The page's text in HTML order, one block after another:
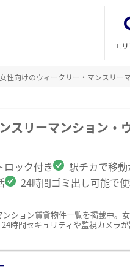
エ
女性向けのウィークリー・マンスリー
スリーマンション・
ロック付き 駅チカで移
24時間ゴミ出し可能で
ション賃貸物件一覧を掲載中
時間セキュリティや監視カメ